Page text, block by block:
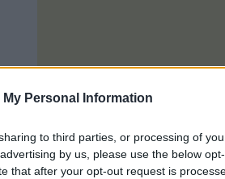
My Personal Information
to third parties, or processing of
by us, please use the below
that after your opt-out request is